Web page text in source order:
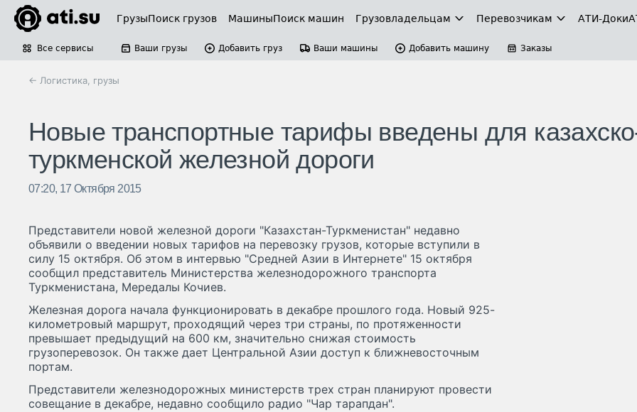
ГрузыПоиск грузов МашиныПоиск машин Грузовладельцам Перевозчикам АТИ-Доки
Все сервисы Ваши грузы Добавить груз Ваши машины Добавить машину Заказы
← Логистика, грузы
Новые транспортные тарифы введены для
туркменской железной дороги
07:20, 17 Октября 2015
Представители новой железной дороги "Казахстан-Туркменистан" недавно
объявили о введении новых тарифов на перевозку грузов, которые вступили в
силу 15 октября. Об этом в интервью "Средней Азии в Интернете" 15 октября
сообщил представитель Министерства железнодорожного транспорта
Туркменистана, Мередалы Кочиев.
Железная дорога начала функционировать в декабре прошлого года. Новый 925-
километровый маршрут, проходящий через три страны, по протяженности
превышает предыдущий на 600 км, значительно снижая стоимость
грузоперевозок. Он также дает Центральной Азии доступ к ближневосточным
портам.
Представители железнодорожных министерств трех стран планируют провести
совещание в декабре, недавно сообщило радио "Чар тарапдан".